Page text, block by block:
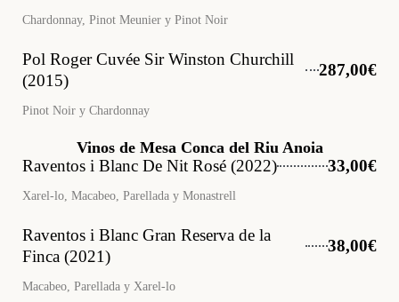
Chardonnay, Pinot Meunier y Pinot Noir
Pol Roger Cuvée Sir Winston Churchill
(2015)
287,00€
Pinot Noir y Chardonnay
Vinos de Mesa Conca del Riu Anoia
Raventos i Blanc De Nit Rosé (2022) 33,00€
Xarel-lo, Macabeo, Parellada y Monastrell
Raventos i Blanc Gran Reserva de la
Finca (2021)
38,00€
Macabeo, Parellada y Xarel-lo